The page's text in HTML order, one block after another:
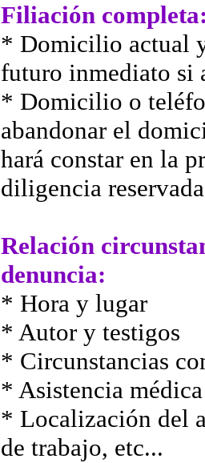
Filiación
* Domicilio actual
futuro inmediato si
* Domicilio o
abandonar el
hará constar en la
diligencia
Relación
denuncia:
* Hora y lugar
* Autor y testigos
* Circunstancias
* Asistencia
* Localización del
de trabajo, etc...